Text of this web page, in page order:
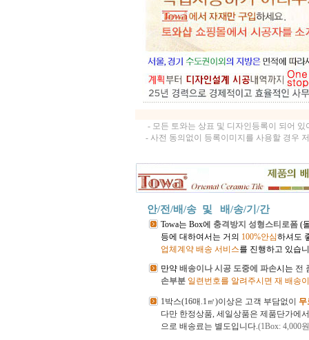
- 모든 토와는 상표 및 디자인등록이 되어
- 사전 동의없이 등록이미지를 사용할 경우
안/전/배/송 및 배/송/기/간
Towa는 Box에 충격방지 성형스티로폼 (
등에 대하여서는 거의 100%안심하셔도
업체계약 배송 서비스를 진행하고 있습
만약 배송이나 시공 도중에 파손시는 전
손부분 일련번호를 알려주시면 재 배송
1박스(16매.1㎡)이상은 고객 부담없이 무
다만 한정상품, 세일상품은 제품단가에
으로 배송료는 별도입니다.(1Box: 4,000